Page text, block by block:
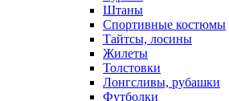
Штаны
Спортивные костюмы
Тайтсы, лосины
Жилеты
Толстовки
Лонгсливы, рубашки
Футболки